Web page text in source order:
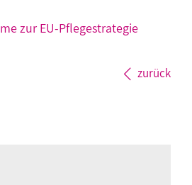
zur EU-Pflegestrategie
zurück